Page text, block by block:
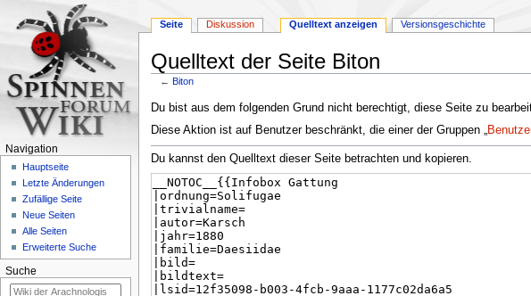
Quelltext der Seite Biton
← Biton
Zur
Navigation
Zur
Suche
Du bist aus dem folgenden Grund nicht berechtigt, diese Seite zu
Diese Aktion ist auf Benutzer beschränkt, die einer der Gruppen „
Du kannst den Quelltext dieser Seite betrachten und kopieren.
Seite Diskussion Quelltext anzeigen Versionsgeschichte
Navigation
Hauptseite
Letzte Änderungen
Zufällige Seite
Neue Seiten
Alle Seiten
Erweiterte Suche
Suche